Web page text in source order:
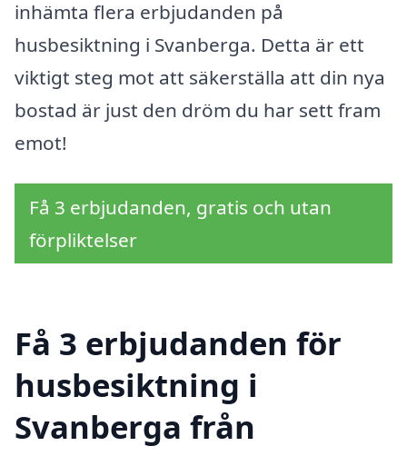
inhämta flera erbjudanden på
husbesiktning i Svanberga. Detta är ett
viktigt steg mot att säkerställa att din nya
bostad är just den dröm du har sett fram
emot!
Få 3 erbjudanden, gratis och utan
förpliktelser
Få 3 erbjudanden för
husbesiktning i
Svanberga från